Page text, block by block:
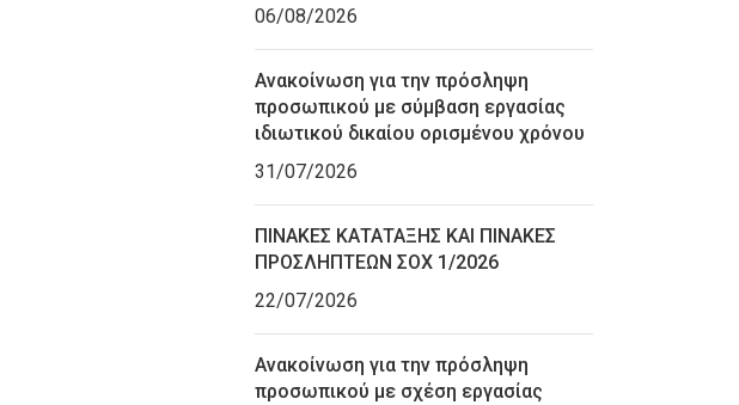
06/08/2026
Ανακοίνωση για την πρόσληψη
προσωπικού με σύμβαση εργασίας
ιδιωτικού δικαίου ορισμένου χρόνου
31/07/2026
ΠΙΝΑΚΕΣ ΚΑΤΑΤΑΞΗΣ ΚΑΙ ΠΙΝΑΚΕΣ
ΠΡΟΣΛΗΠΤΕΩΝ ΣΟΧ 1/2026
22/07/2026
Ανακοίνωση για την πρόσληψη
προσωπικού με σχέση εργασίας